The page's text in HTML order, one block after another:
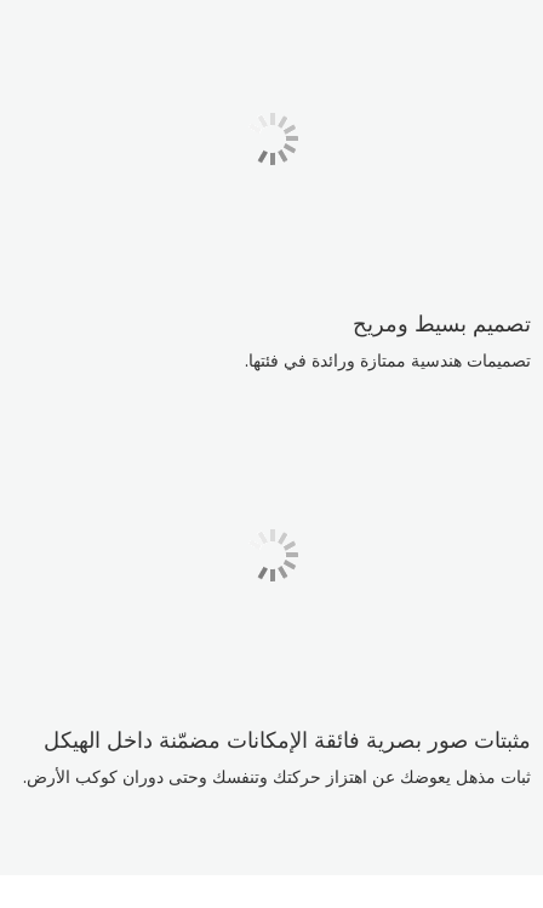
تصميم بسيط ومريح
تصميمات هندسية ممتازة ورائدة في فئتها.
مثبتات صور بصرية فائقة الإمكانات مضمّنة داخل الهيكل
ثبات مذهل يعوضك عن اهتزاز حركتك وتنفسك وحتى دوران كوكب الأرض.